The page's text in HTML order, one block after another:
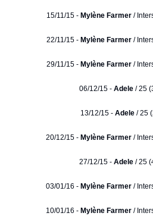
15/11/15 - Mylène Farmer/
22/11/15 - Mylène Farmer/
29/11/15 - Mylène Farmer/
06/12/15 - Adele / 25
13/12/15 - Adele / 25
20/12/15 - Mylène Farmer /
27/12/15 - Adele / 25
03/01/16 - Mylène Farmer /
10/01/16 - Mylène Farmer /